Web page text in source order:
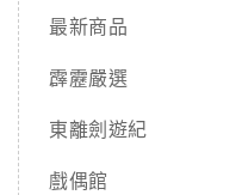
最新商品
霹靂嚴選
東離劍遊紀
戲偶館